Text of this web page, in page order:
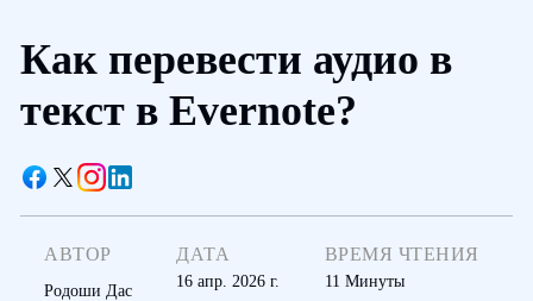
Как перевести аудио в
текст в Evernote?
АВТОР
Родоши Дас
ДАТА
16 апр. 2026 г.
ВРЕМЯ ЧТЕНИЯ
11 Минуты